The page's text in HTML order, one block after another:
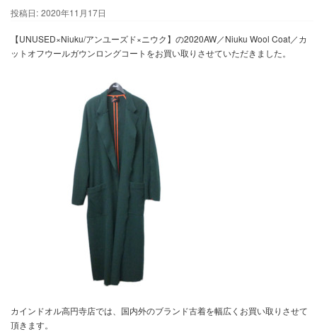
投稿日: 2020年11月17日
【UNUSED×Niuku/アンユーズド×ニウク】の2020AW／Niuku Wool Coat／カ
ットオフウールガウンロングコートをお買い取りさせていただきました。
カインドオル高円寺店では、国内外のブランド古着を幅広くお買い取りさせて
頂きます。